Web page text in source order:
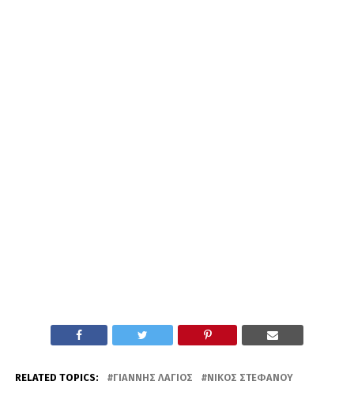
RELATED TOPICS: ΓΙΆΝΝΗΣ ΛΆΓΙΟΣ ΝΊΚΟΣ ΣΤΕΦΆΝΟΥ